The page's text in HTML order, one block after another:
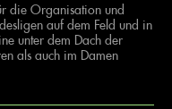
die Organisation und
auf dem Feld und in
unter dem Dach der
als auch im Damen